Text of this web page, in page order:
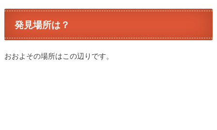
発見場所は？
おおよその場所はこの辺りです。